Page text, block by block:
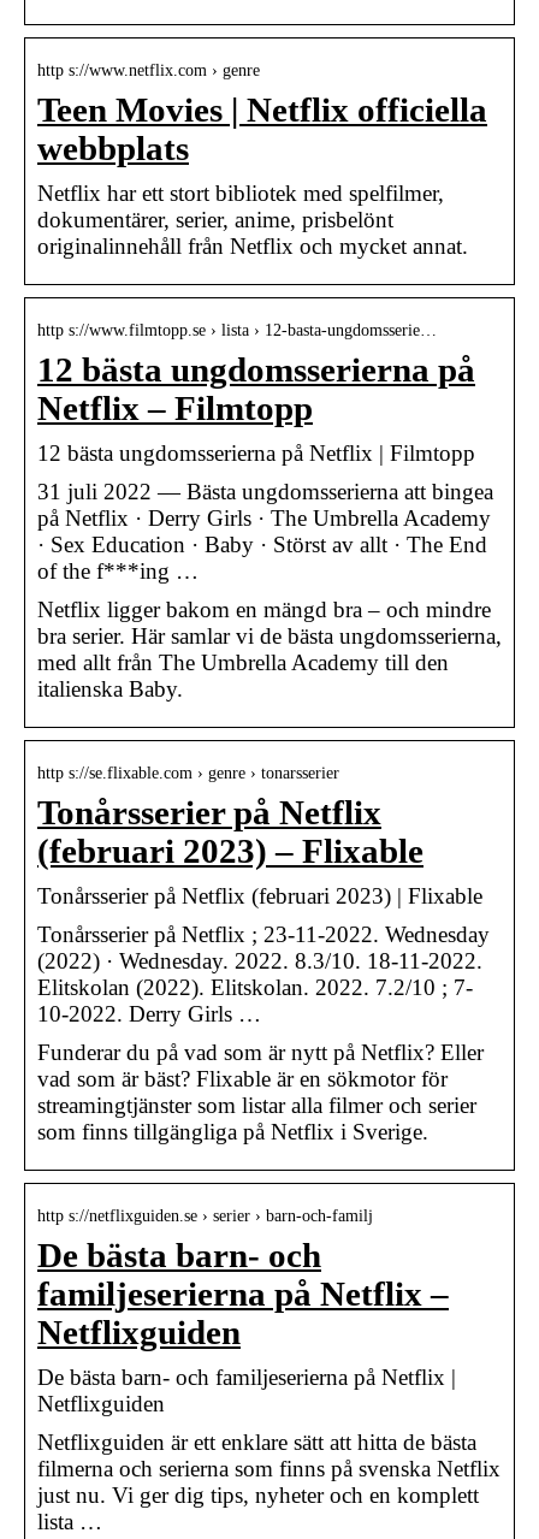
http s://www.netflix.com › genre
Teen Movies | Netflix officiella
webbplats
Netflix har ett stort bibliotek med spelfilmer,
dokumentärer, serier, anime, prisbelönt
originalinnehåll från Netflix och mycket annat.
http s://www.filmtopp.se › lista › 12-basta-ungdomsserie…
12 bästa ungdomsserierna på
Netflix – Filmtopp
12 bästa ungdomsserierna på Netflix | Filmtopp
31 juli 2022 — Bästa ungdomsserierna att bingea
på Netflix · Derry Girls · The Umbrella Academy
· Sex Education · Baby · Störst av allt · The End
of the f***ing …
Netflix ligger bakom en mängd bra – och mindre
bra serier. Här samlar vi de bästa ungdomsserierna,
med allt från The Umbrella Academy till den
italienska Baby.
http s://se.flixable.com › genre › tonarsserier
Tonårsserier på Netflix
(februari 2023) – Flixable
Tonårsserier på Netflix (februari 2023) | Flixable
Tonårsserier på Netflix ; 23-11-2022. Wednesday
(2022) · Wednesday. 2022. 8.3/10. 18-11-2022.
Elitskolan (2022). Elitskolan. 2022. 7.2/10 ; 7-
10-2022. Derry Girls …
Funderar du på vad som är nytt på Netflix? Eller
vad som är bäst? Flixable är en sökmotor för
streamingtjänster som listar alla filmer och serier
som finns tillgängliga på Netflix i Sverige.
http s://netflixguiden.se › serier › barn-och-familj
De bästa barn- och
familjeserierna på Netflix –
Netflixguiden
De bästa barn- och familjeserierna på Netflix |
Netflixguiden
Netflixguiden är ett enklare sätt att hitta de bästa
filmerna och serierna som finns på svenska Netflix
just nu. Vi ger dig tips, nyheter och en komplett
lista …